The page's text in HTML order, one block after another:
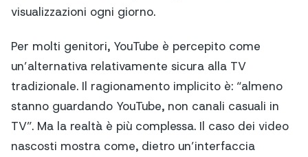
visualizzazioni ogni giorno.
Per molti genitori, YouTube è percepito come
un’alternativa relativamente sicura alla TV
tradizionale. Il ragionamento implicito è: “almeno
stanno guardando YouTube, non canali casuali in
TV”. Ma la realtà è più complessa. Il caso dei video
nascosti mostra come, dietro un’interfaccia